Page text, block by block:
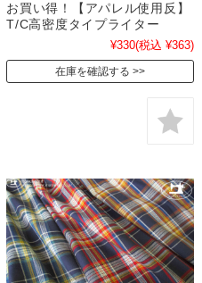
お買い得！【アパレル使用反】
T/C高密度タイプライター
¥330(税込 ¥363)
在庫を確認する